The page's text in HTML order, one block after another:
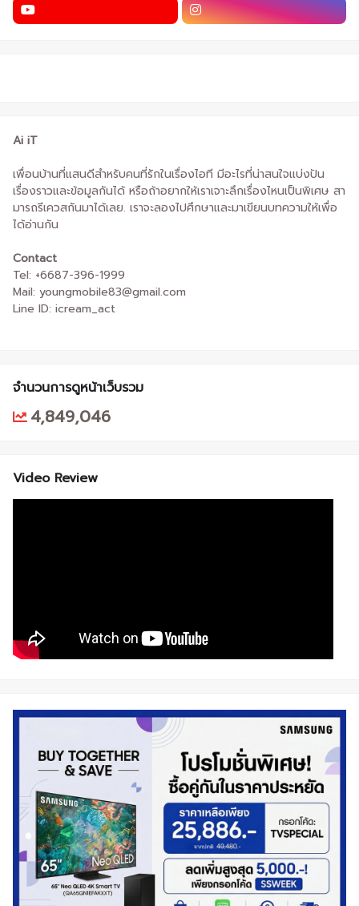
Ai iT
เพื่อนบ้านที่แสนดีสำหรับคนที่รักในเรื่องไอที มีอะไรที่น่าสนใจแบ่งปัน
เรื่องราวและข้อมูลกันได้ หรือถ้าอยากให้เราเจาะลึกเรื่องไหนเป็นพิเศษ สา
มารถรีเควสกันมาได้เลย. เราจะลองไปศึกษาและมาเขียนบทความให้เพื่อ
ได้อ่านกัน
Contact
Tel: +6687-396-1999
Mail: youngmobile83@gmail.com
Line ID: icream_act
จำนวนการดูหน้าเว็บรวม
4,849,046
Video Review